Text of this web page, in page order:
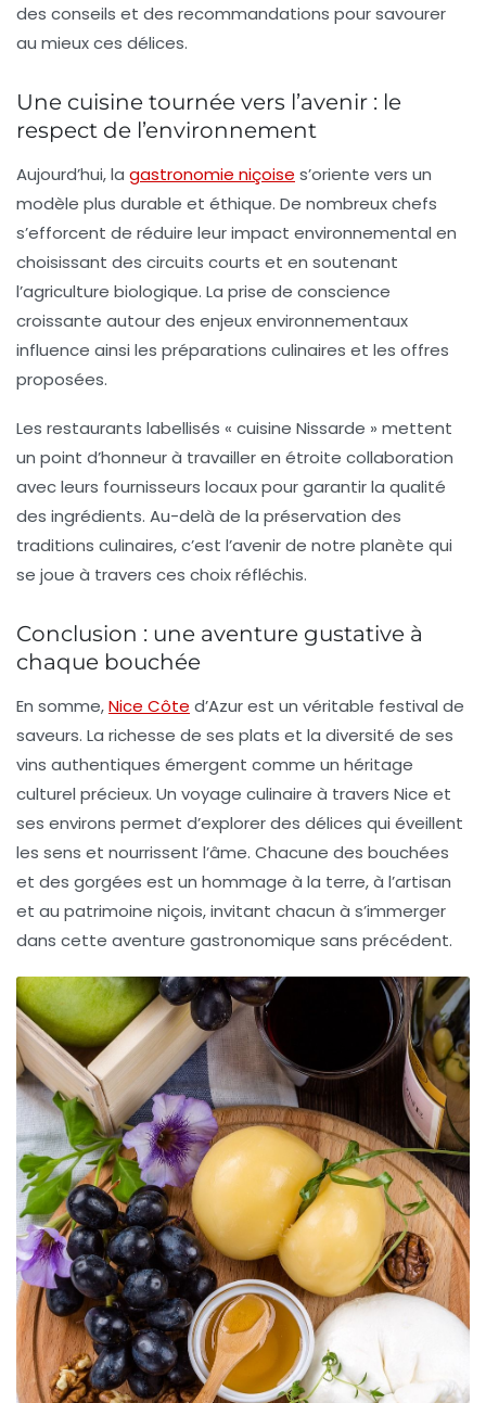
des conseils et des recommandations pour savourer
au mieux ces délices.
Une cuisine tournée vers l’avenir : le
respect de l’environnement
Aujourd’hui, la gastronomie niçoise s’oriente vers un
modèle plus durable et éthique. De nombreux chefs
s’efforcent de réduire leur impact environnemental en
choisissant des circuits courts et en soutenant
l’agriculture biologique. La prise de conscience
croissante autour des enjeux environnementaux
influence ainsi les préparations culinaires et les offres
proposées.
Les restaurants labellisés « cuisine Nissarde » mettent
un point d’honneur à travailler en étroite collaboration
avec leurs fournisseurs locaux pour garantir la qualité
des ingrédients. Au-delà de la préservation des
traditions culinaires, c’est l’avenir de notre planète qui
se joue à travers ces choix réfléchis.
Conclusion : une aventure gustative à
chaque bouchée
En somme,Nice Côte d’Azur est un véritable festival de
saveurs. La richesse de ses plats et la diversité de ses
vins authentiques émergent comme un héritage
culturel précieux. Un voyage culinaire à travers Nice et
ses environs permet d’explorer des délices qui éveillent
les sens et nourrissent l’âme. Chacune des bouchées
et des gorgées est un hommage à la terre, à l’artisan
et au patrimoine niçois, invitant chacun à s’immerger
dans cette aventure gastronomique sans précédent.